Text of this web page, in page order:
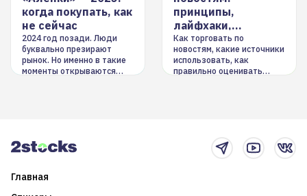
когда покупать, как
не сейчас
2024 год позади. Люди
буквально презирают
рынок. Но именно в такие
моменты открываются
принципы,
лайфхаки,
инструменты
Как торговать по
новостям, какие источники
использовать, как
правильно оценивать
Главная